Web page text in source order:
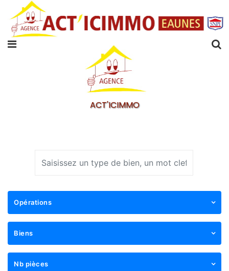
ACT'ICIMMO
Opérations
Biens
Nb pièces